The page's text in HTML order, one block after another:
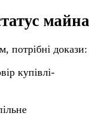
майна
потрібні докази:
купівлі-